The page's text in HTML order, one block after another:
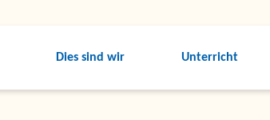
Dies sind wir Unterricht